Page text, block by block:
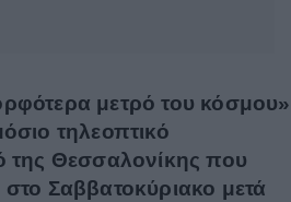
μετρό του κόσμου»
τηλεοπτικό
της Θεσσαλονίκης που
στο Σαββατοκύριακο μετά